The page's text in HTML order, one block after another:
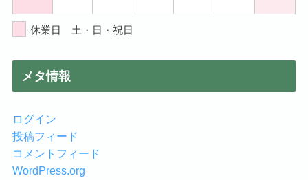
休業日 土・日・祝日
メタ情報
ログイン
投稿フィード
コメントフィード
WordPress.org